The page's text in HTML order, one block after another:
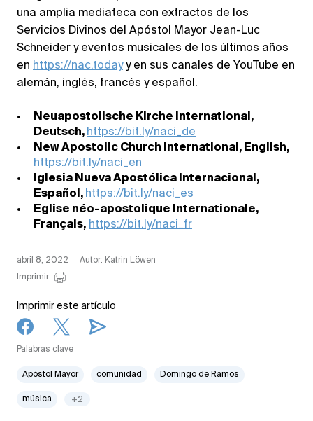
una amplia mediateca con extractos de los
Servicios Divinos del Apóstol Mayor Jean-Luc
Schneider y eventos musicales de los últimos años
en https://nac.todayy en sus canales de YouTube en
alemán, inglés, francés y español.
Neuapostolische Kirche International,
Deutsch, https://bit.ly/naci_de
New Apostolic Church International, English,
https://bit.ly/naci_en
Iglesia Nueva Apostólica Internacional,
Español, https://bit.ly/naci_es
Eglise néo-apostolique Internationale,
Français, https://bit.ly/naci_fr
abril 8, 2022
Autor: Katrin Löwen
Imprimir
Imprimir este artículo
Palabras clave
Apóstol Mayor comunidad Domingo de Ramos
música +2